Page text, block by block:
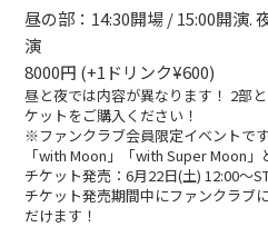
ファンク
昼の部：14:30開場 / 15:00開演.
演
8000円 (+1ドリンク¥600)
昼と夜では内容が異なります！ 2部
ケットをご購入ください！
※ファンクラブ会員限定イベントです
「with Moon」「with Super Moon」
チケット発売：6月22日(土) 12:00〜
チケット発売期間中にファンクラブ
だけます！